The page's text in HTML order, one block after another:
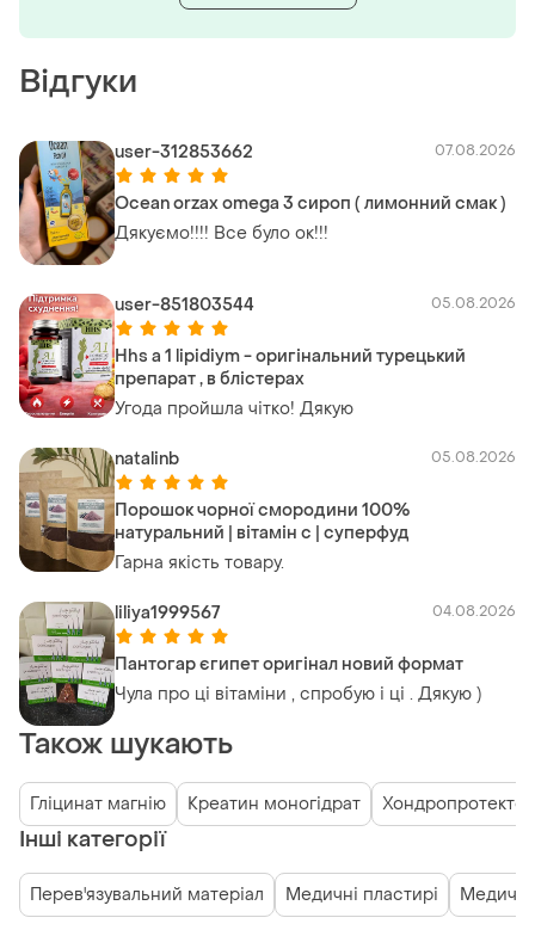
Відгуки
user-312853662 07.08.2026
Ocean orzax omega 3 сироп ( лимонний смак )
Дякуємо!!!! Все було ок!!!
user-851803544 05.08.2026
Hhs a 1 lipidiym - оригінальний турецький
препарат , в блістерах
Угода пройшла чітко! Дякую
natalinb 05.08.2026
Порошок чорної смородини 100%
натуральний | вітамін c | суперфуд
Гарна якість товару.
liliya1999567 04.08.2026
Пантогар єгипет оригінал новий формат
Чула про ці вітаміни , спробую і ці . Дякую )
Також шукають
Гліцинат магнію Креатин моногідрат
Інші категорії
Перев'язувальний матеріал Медичні пластирі Медичні